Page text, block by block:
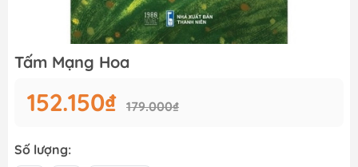
Tấm Mạng Hoa
152.150₫ 179.000₫
Số lượng: